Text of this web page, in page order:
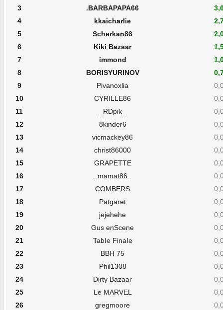
3
.BARBAPAPA66
4
kkaicharlie
5
Scherkan86
6
Kiki Bazaar
7
immond
8
BORISYURINOV
9
Pivanoxlia
10
CYRILLE86
11
_RDpik_
12
8kinder6
13
vicmackey86
14
christ86000
15
GRAPETTE
16
..mamat86..
17
COMBERS
18
Patgaret
19
jejehehe
20
Gus enScene
21
TabIe FinaIe
22
BBH 75
23
Phil1308
24
Dirty Bazaar
25
Le MARVEL
26
gregmoore